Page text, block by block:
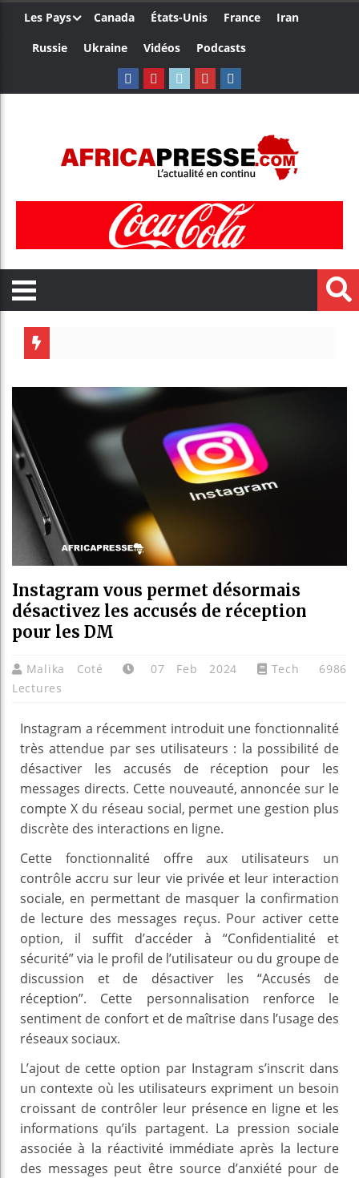
Les Pays Canada États-Unis France
Iran
Russie
Ukraine Vidéos Podcasts
Instagram vous permet désormais
désactivez les accusés de réception
pour les DM
Malika Coté 07 Feb 2024 Tech
6986
Lectures
Instagram a récemment introduit une fonctionnalité
très attendue par ses utilisateurs : la possibilité de
désactiver les accusés de réception pour les
messages directs. Cette nouveauté, annoncée sur le
compte X du réseau social, permet une gestion plus
discrète des interactions en ligne.
Cette fonctionnalité offre aux utilisateurs un
contrôle accru sur leur vie privée et leur interaction
sociale, en permettant de masquer la confirmation
de lecture des messages reçus. Pour activer cette
option, il suffit d’accéder à “Confidentialité et
sécurité” via le profil de l’utilisateur ou du groupe de
discussion et de désactiver les “Accusés de
réception”. Cette personnalisation renforce le
sentiment de confort et de maîtrise dans l’usage des
réseaux sociaux.
L’ajout de cette option par Instagram s’inscrit dans
un contexte où les utilisateurs expriment un besoin
croissant de contrôler leur présence en ligne et les
informations qu’ils partagent. La pression sociale
associée à la réactivité immédiate après la lecture
des messages peut être source d’anxiété pour de